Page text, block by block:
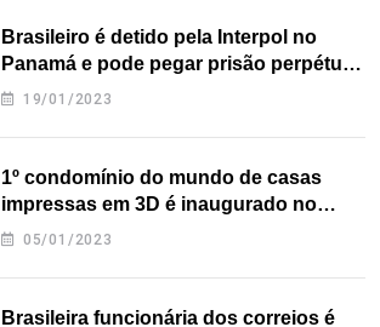
Brasileiro é detido pela Interpol no
Panamá e pode pegar prisão perpétua
nos EUA
19/01/2023
1º condomínio do mundo de casas
impressas em 3D é inaugurado no
Texas
05/01/2023
Brasileira funcionária dos correios é